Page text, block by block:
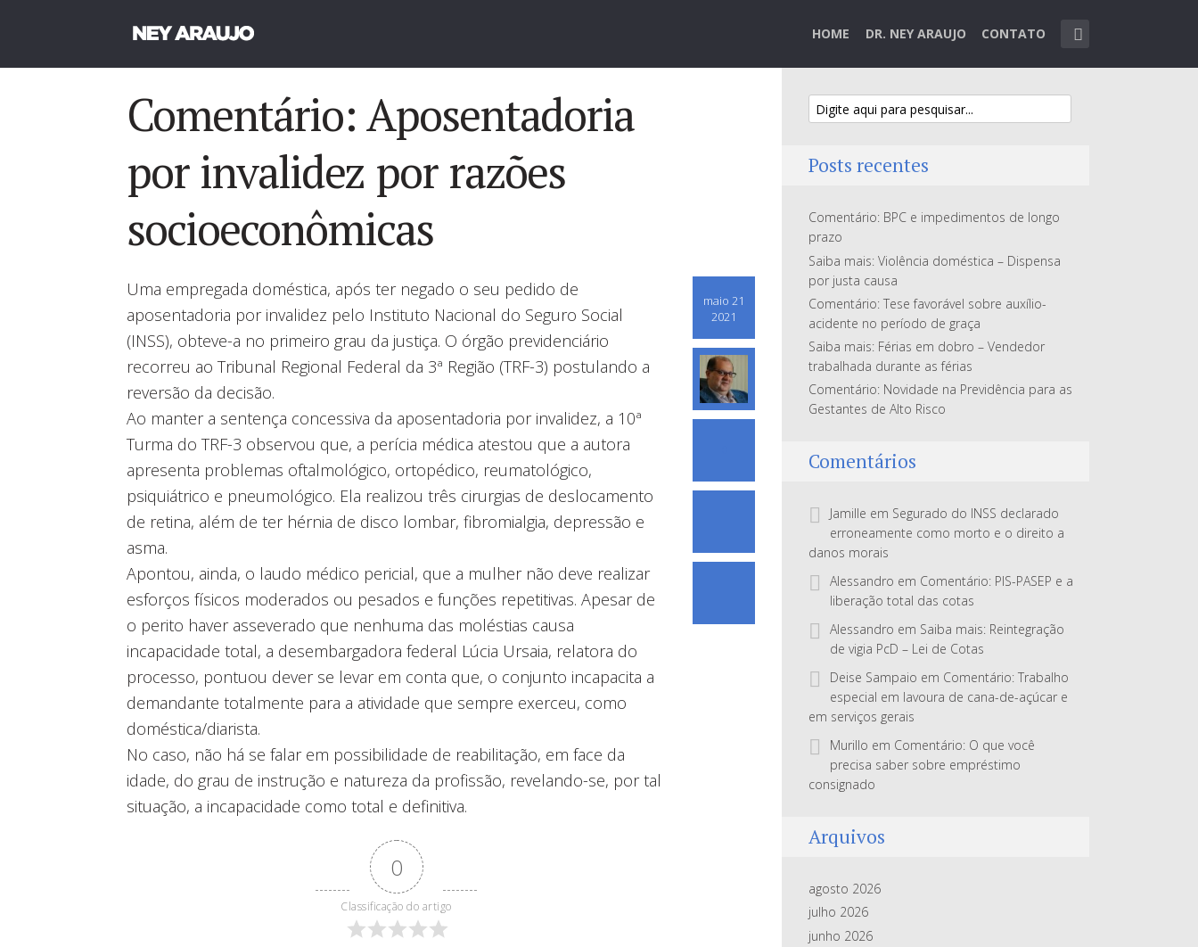
HOME DR. NEY ARAUJO CONTATO
Comentário: Aposentadoria
por invalidez por razões
socioeconômicas
maio 21
2021
Uma empregada doméstica, após ter negado o seu pedido de
aposentadoria por invalidez pelo Instituto Nacional do Seguro Social
(INSS), obteve-a no primeiro grau da justiça. O órgão previdenciário
recorreu ao Tribunal Regional Federal da 3ª Região (TRF-3) postulando a
reversão da decisão.
Ao manter a sentença concessiva da aposentadoria por invalidez, a 10ª
Turma do TRF-3 observou que, a perícia médica atestou que a autora
apresenta problemas oftalmológico, ortopédico, reumatológico,
psiquiátrico e pneumológico. Ela realizou três cirurgias de deslocamento
de retina, além de ter hérnia de disco lombar, fibromialgia, depressão e
asma.
Apontou, ainda, o laudo médico pericial, que a mulher não deve realizar
esforços físicos moderados ou pesados e funções repetitivas. Apesar de
o perito haver asseverado que nenhuma das moléstias causa
incapacidade total, a desembargadora federal Lúcia Ursaia, relatora do
processo, pontuou dever se levar em conta que, o conjunto incapacita a
demandante totalmente para a atividade que sempre exerceu, como
doméstica/diarista.
No caso, não há se falar em possibilidade de reabilitação, em face da
idade, do grau de instrução e natureza da profissão, revelando-se, por tal
situação, a incapacidade como total e definitiva.
0
Classificação do artigo
Posts recentes
Comentário: BPC e impedimentos de longo
prazo
Saiba mais: Violência doméstica – Dispensa
por justa causa
Comentário: Tese favorável sobre auxílio-
acidente no período de graça
Saiba mais: Férias em dobro – Vendedor
trabalhada durante as férias
Comentário: Novidade na Previdência para as
Gestantes de Alto Risco
Comentários
Jamille em Segurado do INSS declarado
erroneamente como morto e o direito a
danos morais
Alessandro em Comentário: PIS-PASEP e a
liberação total das cotas
Alessandro em Saiba mais: Reintegração
de vigia PcD – Lei de Cotas
Deise Sampaio em Comentário: Trabalho
especial em lavoura de cana-de-açúcar e
em serviços gerais
Murillo em Comentário: O que você
precisa saber sobre empréstimo
consignado
Arquivos
agosto 2026
julho 2026
junho 2026